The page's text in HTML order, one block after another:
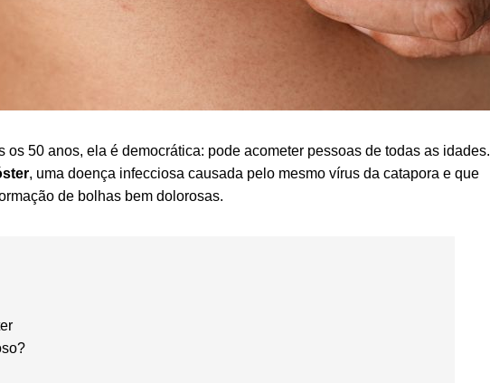
os 50 anos, ela é democrática: pode acometer pessoas de todas as idades.
, uma doença infecciosa causada pelo mesmo vírus da catapora e que
de bolhas bem dolorosas.